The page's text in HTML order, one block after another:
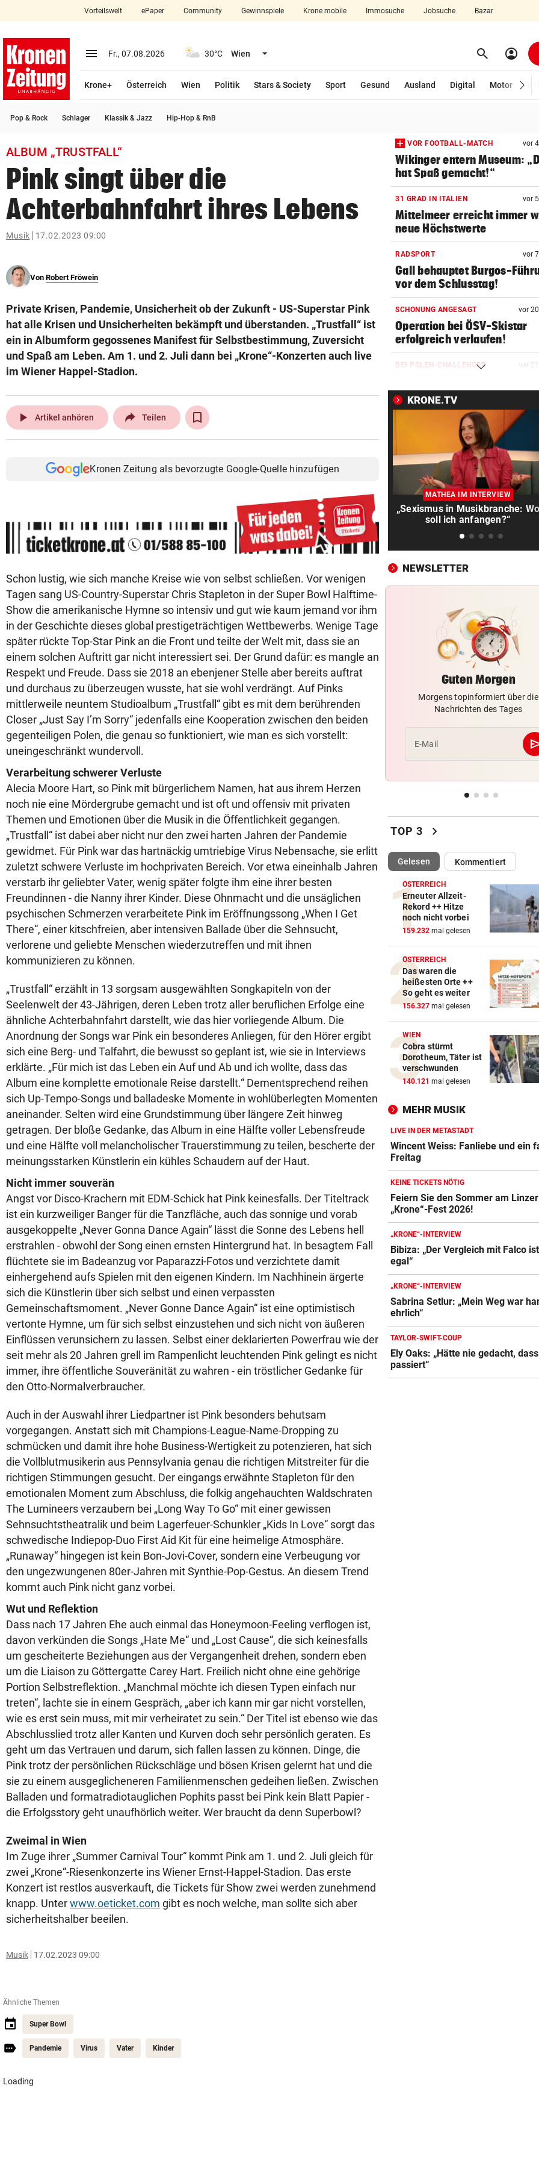
closeSchließen
account_circle Anmelden
arrow_right
bookmark
search
Suchbegriff
eingeben
© Krone Multimedia GmbH & Co KG 2026
Vorteilswelt ePaper Community Gewinnspiele Krone mobile Immosuche Jobsuche Bazar
menu Menü aufklappen
Fr., 07.08.2026 30°C Wien Menü aufklappen search Suchen
account_circle
Krone+ Österreich Wien Politik Stars & Society Sport Gesund Ausland Digital Motor
Pop & Rock Schlager Klassik & Jazz Hip-Hop & RnB
ALBUM „TRUSTFALL“
Pink singt über die
Achterbahnfahrt ihres Lebens
Musik 17.02.2023 09:00
Von Robert Fröwein
Private Krisen, Pandemie, Unsicherheit ob der Zukunft - US-Superstar Pink
hat alle Krisen und Unsicherheiten bekämpft und überstanden. „Trustfall“ ist
ein in Albumform gegossenes Manifest für Selbstbestimmung, Zuversicht
und Spaß am Leben. Am 1. und 2. Juli dann bei „Krone“-Konzerten auch live
im Wiener Happel-Stadion.
play_arrow Artikel anhören Teilen
Kronen Zeitung als bevorzugte Google-Quelle hinzufügen
Schon lustig, wie sich manche Kreise wie von selbst schließen. Vor wenigen
Tagen sang US-Country-Superstar Chris Stapleton in der Super Bowl Halftime-
Show die amerikanische Hymne so intensiv und gut wie kaum jemand vor ihm
in der Geschichte dieses global prestigeträchtigen Wettbewerbs. Wenige Tage
später rückte Top-Star Pink an die Front und teilte der Welt mit, dass sie an
einem solchen Auftritt gar nicht interessiert sei. Der Grund dafür: es mangle an
Respekt und Freude. Dass sie 2018 an ebenjener Stelle aber bereits auftrat
und durchaus zu überzeugen wusste, hat sie wohl verdrängt. Auf Pinks
mittlerweile neuntem Studioalbum „Trustfall“ gibt es mit dem berührenden
Closer „Just Say I’m Sorry“ jedenfalls eine Kooperation zwischen den beiden
gegenteiligen Polen, die genau so funktioniert, wie man es sich vorstellt:
uneingeschränkt wundervoll.
Verarbeitung schwerer Verluste
Alecia Moore Hart, so Pink mit bürgerlichem Namen, hat aus ihrem Herzen
noch nie eine Mördergrube gemacht und ist oft und offensiv mit privaten
Themen und Emotionen über die Musik in die Öffentlichkeit gegangen.
„Trustfall“ ist dabei aber nicht nur den zwei harten Jahren der Pandemie
gewidmet. Für Pink war das hartnäckig umtriebige Virus Nebensache, sie erlitt
zuletzt schwere Verluste im hochprivaten Bereich. Vor etwa eineinhalb Jahren
verstarb ihr geliebter Vater, wenig später folgte ihm eine ihrer besten
Freundinnen - die Nanny ihrer Kinder. Diese Ohnmacht und die unsäglichen
psychischen Schmerzen verarbeitete Pink im Eröffnungssong „When I Get
There“, einer kitschfreien, aber intensiven Ballade über die Sehnsucht,
verlorene und geliebte Menschen wiederzutreffen und mit ihnen
kommunizieren zu können.
„Trustfall“ erzählt in 13 sorgsam ausgewählten Songkapiteln von der
Seelenwelt der 43-Jährigen, deren Leben trotz aller beruflichen Erfolge eine
ähnliche Achterbahnfahrt darstellt, wie das hier vorliegende Album. Die
Anordnung der Songs war Pink ein besonderes Anliegen, für den Hörer ergibt
sich eine Berg- und Talfahrt, die bewusst so geplant ist, wie sie in Interviews
erklärte. „Für mich ist das Leben ein Auf und Ab und ich wollte, dass das
Album eine komplette emotionale Reise darstellt.“ Dementsprechend reihen
sich Up-Tempo-Songs und balladeske Momente in wohlüberlegten Momenten
aneinander. Selten wird eine Grundstimmung über längere Zeit hinweg
getragen. Der bloße Gedanke, das Album in eine Hälfte voller Lebensfreude
und eine Hälfte voll melancholischer Trauerstimmung zu teilen, bescherte der
meinungsstarken Künstlerin ein kühles Schaudern auf der Haut.
Nicht immer souverän
Angst vor Disco-Krachern mit EDM-Schick hat Pink keinesfalls. Der Titeltrack
ist ein kurzweiliger Banger für die Tanzfläche, auch das sonnige und vorab
ausgekoppelte „Never Gonna Dance Again“ lässt die Sonne des Lebens hell
erstrahlen - obwohl der Song einen ernsten Hintergrund hat. In besagtem Fall
flüchtete sie im Badeanzug vor Paparazzi-Fotos und verzichtete damit
einhergehend aufs Spielen mit den eigenen Kindern. Im Nachhinein ärgerte
sich die Künstlerin über sich selbst und einen verpassten
Gemeinschaftsmoment. „Never Gonne Dance Again“ ist eine optimistisch
vertonte Hymne, um für sich selbst einzustehen und sich nicht von äußeren
Einflüssen verunsichern zu lassen. Selbst einer deklarierten Powerfrau wie der
seit mehr als 20 Jahren grell im Rampenlicht leuchtenden Pink gelingt es nicht
immer, ihre öffentliche Souveränität zu wahren - ein tröstlicher Gedanke für
den Otto-Normalverbraucher.
Auch in der Auswahl ihrer Liedpartner ist Pink besonders behutsam
vorgegangen. Anstatt sich mit Champions-League-Name-Dropping zu
schmücken und damit ihre hohe Business-Wertigkeit zu potenzieren, hat sich
die Vollblutmusikerin aus Pennsylvania genau die richtigen Mitstreiter für die
richtigen Stimmungen gesucht. Der eingangs erwähnte Stapleton für den
emotionalen Moment zum Abschluss, die folkig angehauchten Waldschraten
The Lumineers verzaubern bei „Long Way To Go“ mit einer gewissen
Sehnsuchtstheatralik und beim Lagerfeuer-Schunkler „Kids In Love“ sorgt das
schwedische Indiepop-Duo First Aid Kit für eine heimelige Atmosphäre.
„Runaway“ hingegen ist kein Bon-Jovi-Cover, sondern eine Verbeugung vor
den ungezwungenen 80er-Jahren mit Synthie-Pop-Gestus. An diesem Trend
kommt auch Pink nicht ganz vorbei.
Wut und Reflektion
Dass nach 17 Jahren Ehe auch einmal das Honeymoon-Feeling verflogen ist,
davon verkünden die Songs „Hate Me“ und „Lost Cause“, die sich keinesfalls
um gescheiterte Beziehungen aus der Vergangenheit drehen, sondern eben
um die Liaison zu Göttergatte Carey Hart. Freilich nicht ohne eine gehörige
Portion Selbstreflektion. „Manchmal möchte ich diesen Typen einfach nur
treten“, lachte sie in einem Gespräch, „aber ich kann mir gar nicht vorstellen,
wie es erst sein muss, mit mir verheiratet zu sein.“ Der Titel ist ebenso wie das
Abschlusslied trotz aller Kanten und Kurven doch sehr persönlich geraten. Es
geht um das Vertrauen und darum, sich fallen lassen zu können. Dinge, die
Pink trotz der persönlichen Rückschläge und bösen Krisen gelernt hat und die
sie zu einem ausgeglicheneren Familienmenschen gedeihen ließen. Zwischen
Balladen und formatradiotauglichen Pophits passt bei Pink kein Blatt Papier -
die Erfolgsstory geht unaufhörlich weiter. Wer braucht da denn Superbowl?
Zweimal in Wien
Im Zuge ihrer „Summer Carnival Tour“ kommt Pink am 1. und 2. Juli gleich für
zwei „Krone“-Riesenkonzerte ins Wiener Ernst-Happel-Stadion. Das erste
Konzert ist restlos ausverkauft, die Tickets für Show zwei werden zunehmend
knapp. Unterwww.oeticket.com gibt es noch welche, man sollte sich aber
sicherheitshalber beeilen.
Musik 17.02.2023 09:00
Ähnliche Themen
Super Bowl
Pandemie Virus Vater Kinder
Loading
VOR FOOTBALL-MATCH vor
Wikinger entern Museum:
hat Spaß gemacht!“
31 GRAD IN ITALIEN vor
Mittelmeer erreicht immer
neue Höchstwerte
RADSPORT vor
Gall behauptet Burgos-
vor dem Schlusstag!
SCHONUNG ANGESAGT vor
Operation bei ÖSV-Skistar
erfolgreich verlaufen!
BEI POLEN-CHALLENGER vor
ins Halbfinale ein
ZANK WÄHREND FERIEN vor 33
Geschwister: Warum jetzt
die Fetzen fliegen
„WILL NICHT WEINEN“ vor
Brooks Nader mega hot beim
„Baywatch“-Abschluss
Deutsche Bahn:
nach Sabotageversuch
LAIMER IN DER STARTELF vor
England-Klub
BUNDESLIGA IM TICKER vor
SCR Altach gegen WSG Tirol
19.30 Uhr LIVE
FEUER BEI STROMLEITUNG vor
Drei Festnahmen wegen
Brandstiftung nahe Athen
vor
Kanzler-Sager
Brutal! Amateur-Kicker stirbt
nach Blitz-Einschlag
RUMPELN UND STAUBWOLKE
Massiver Felssturz: „Zum
niemand verletzt!“
„HÖLLISCHE MIXTUR“ vor
Rupert Grint: Leben mit
traumatisch sein
EXPERTEN KLÄREN AUF vor
Fakten-Check: Warum die
keine Messlüge ist
ELEKTRONIK WURDE NASS
Nächstes Gewitter legte
Obusse erneut lahm
ABER KEIN MORDVERSUCH vor
Jahre ins Gefängnis
GELDKASSE GESTOHLEN vor 2
Einbruch bei Wasserrettung:
sind fassungslos“
78 FESTNAHMEN vor 2
Spanische Polizei zerschlägt
Schleppernetzwerk
KRONE.TV
MATHEA IM INTERVIEW
„Sexismus in Musikbranche: Wo
soll ich anfangen?“
NEWSLETTER
Guten Morgen
Morgens topinformiert über die
Nachrichten des Tages
E-Mail
TOP 3 chevron_right
Gelesen(ausgewählt)Kommentiert
ÖSTERREICH
Erneuter Allzeit-
Rekord ++ Hitze
noch nicht vorbei
159.232 mal gelesen
ÖSTERREICH
Das waren die
heißesten Orte ++
So geht es weiter
156.327 mal gelesen
WIEN
Cobra stürmt
Dorotheum, Täter ist
verschwunden
140.121 mal gelesen
MEHR MUSIK
LIVE IN DER METASTADT
Wincent Weiss: Fanliebe und ein
Freitag
KEINE TICKETS NÖTIG
Feiern Sie den Sommer am Linzer
„Krone“-Fest 2026!
„KRONE“-INTERVIEW
Bibiza: „Der Vergleich mit Falco
egal“
„KRONE“-INTERVIEW
Sabrina Setlur: „Mein Weg war
ehrlich“
TAYLOR-SWIFT-COUP
Ely Oaks: „Hätte nie gedacht,
passiert“